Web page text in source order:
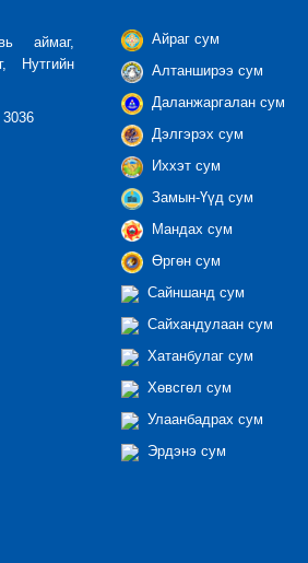
аймаг,
Нутгийн
3036
Айраг сум
Алтанширээ сум
Даланжаргалан сум
Дэлгэрэх сум
Иххэт сум
Замын-Үүд сум
Мандах сум
Өргөн сум
Сайншанд сум
Сайхандулаан сум
Хатанбулаг сум
Хөвсгөл сум
Улаанбадрах сум
Эрдэнэ сум